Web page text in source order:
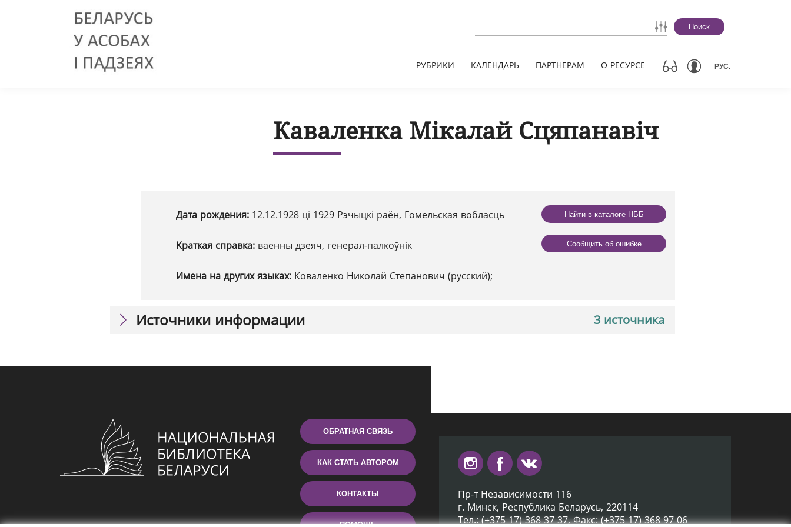
Поиск
РУБРИКИ КАЛЕНДАРЬ ПАРТНЕРАМ О РЕСУРСЕ РУС.
Каваленка Мікалай Сцяпанавіч
Дата рождения: 12.12.1928 ці 1929 Рэчыцкі раён, Гомельская вобласць
Краткая справка: ваенны дзеяч, генерал-палкоўнік
Имена на других языках: Коваленко Николай Степанович (русский);
Найти в каталоге НББ
Сообщить об ошибке
3 источника
Источники информации
ОБРАТНАЯ СВЯЗЬ
КАК СТАТЬ АВТОРОМ
КОНТАКТЫ
ПОМОЩЬ
Пр-т Независимости 116
г. Минск, Республика Беларусь, 220114
Тел.: (+375 17) 368 37 37, Факс: (+375 17) 368 97 06